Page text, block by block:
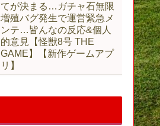
てが決まる…ガチャ石無限
増殖バグ発生で運営緊急メ
ンテ…皆んなの反応&個人
的意見【怪獣8号 THE
GAME】【新作ゲームアプ
リ】